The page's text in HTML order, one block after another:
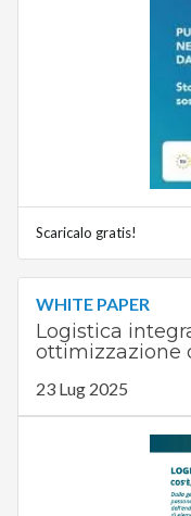
Scaricalo gratis!
WHITE PAPER
Logistica
ottimizzazione
23 Lug 2025